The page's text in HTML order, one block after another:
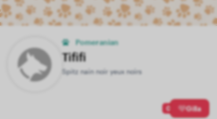
Pomeranian
Tififi
Spitz nain noir yeux noirs
0 Gilla